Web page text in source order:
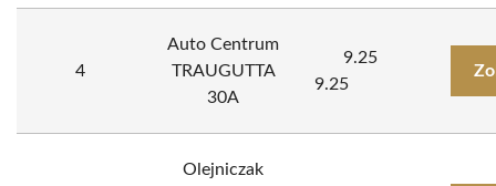
4
Auto Centrum
TRAUGUTTA
30A
9.25
9.25
Olejniczak